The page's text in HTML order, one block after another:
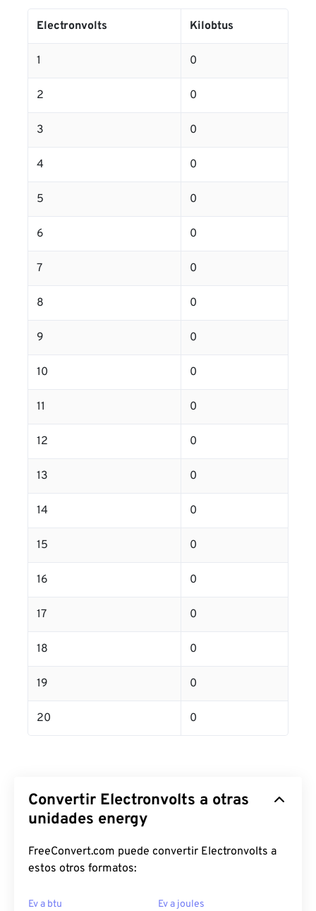
Electronvolts Kilobtus
1 0
2 0
3 0
4 0
5 0
6 0
7 0
8 0
9 0
10 0
11 0
12 0
13 0
14 0
15 0
16 0
17 0
18 0
19 0
20 0
Convertir Electronvolts a otras
unidades energy
FreeConvert.com puede convertir Electronvolts a
estos otros formatos:
Ev a btu Ev a joules